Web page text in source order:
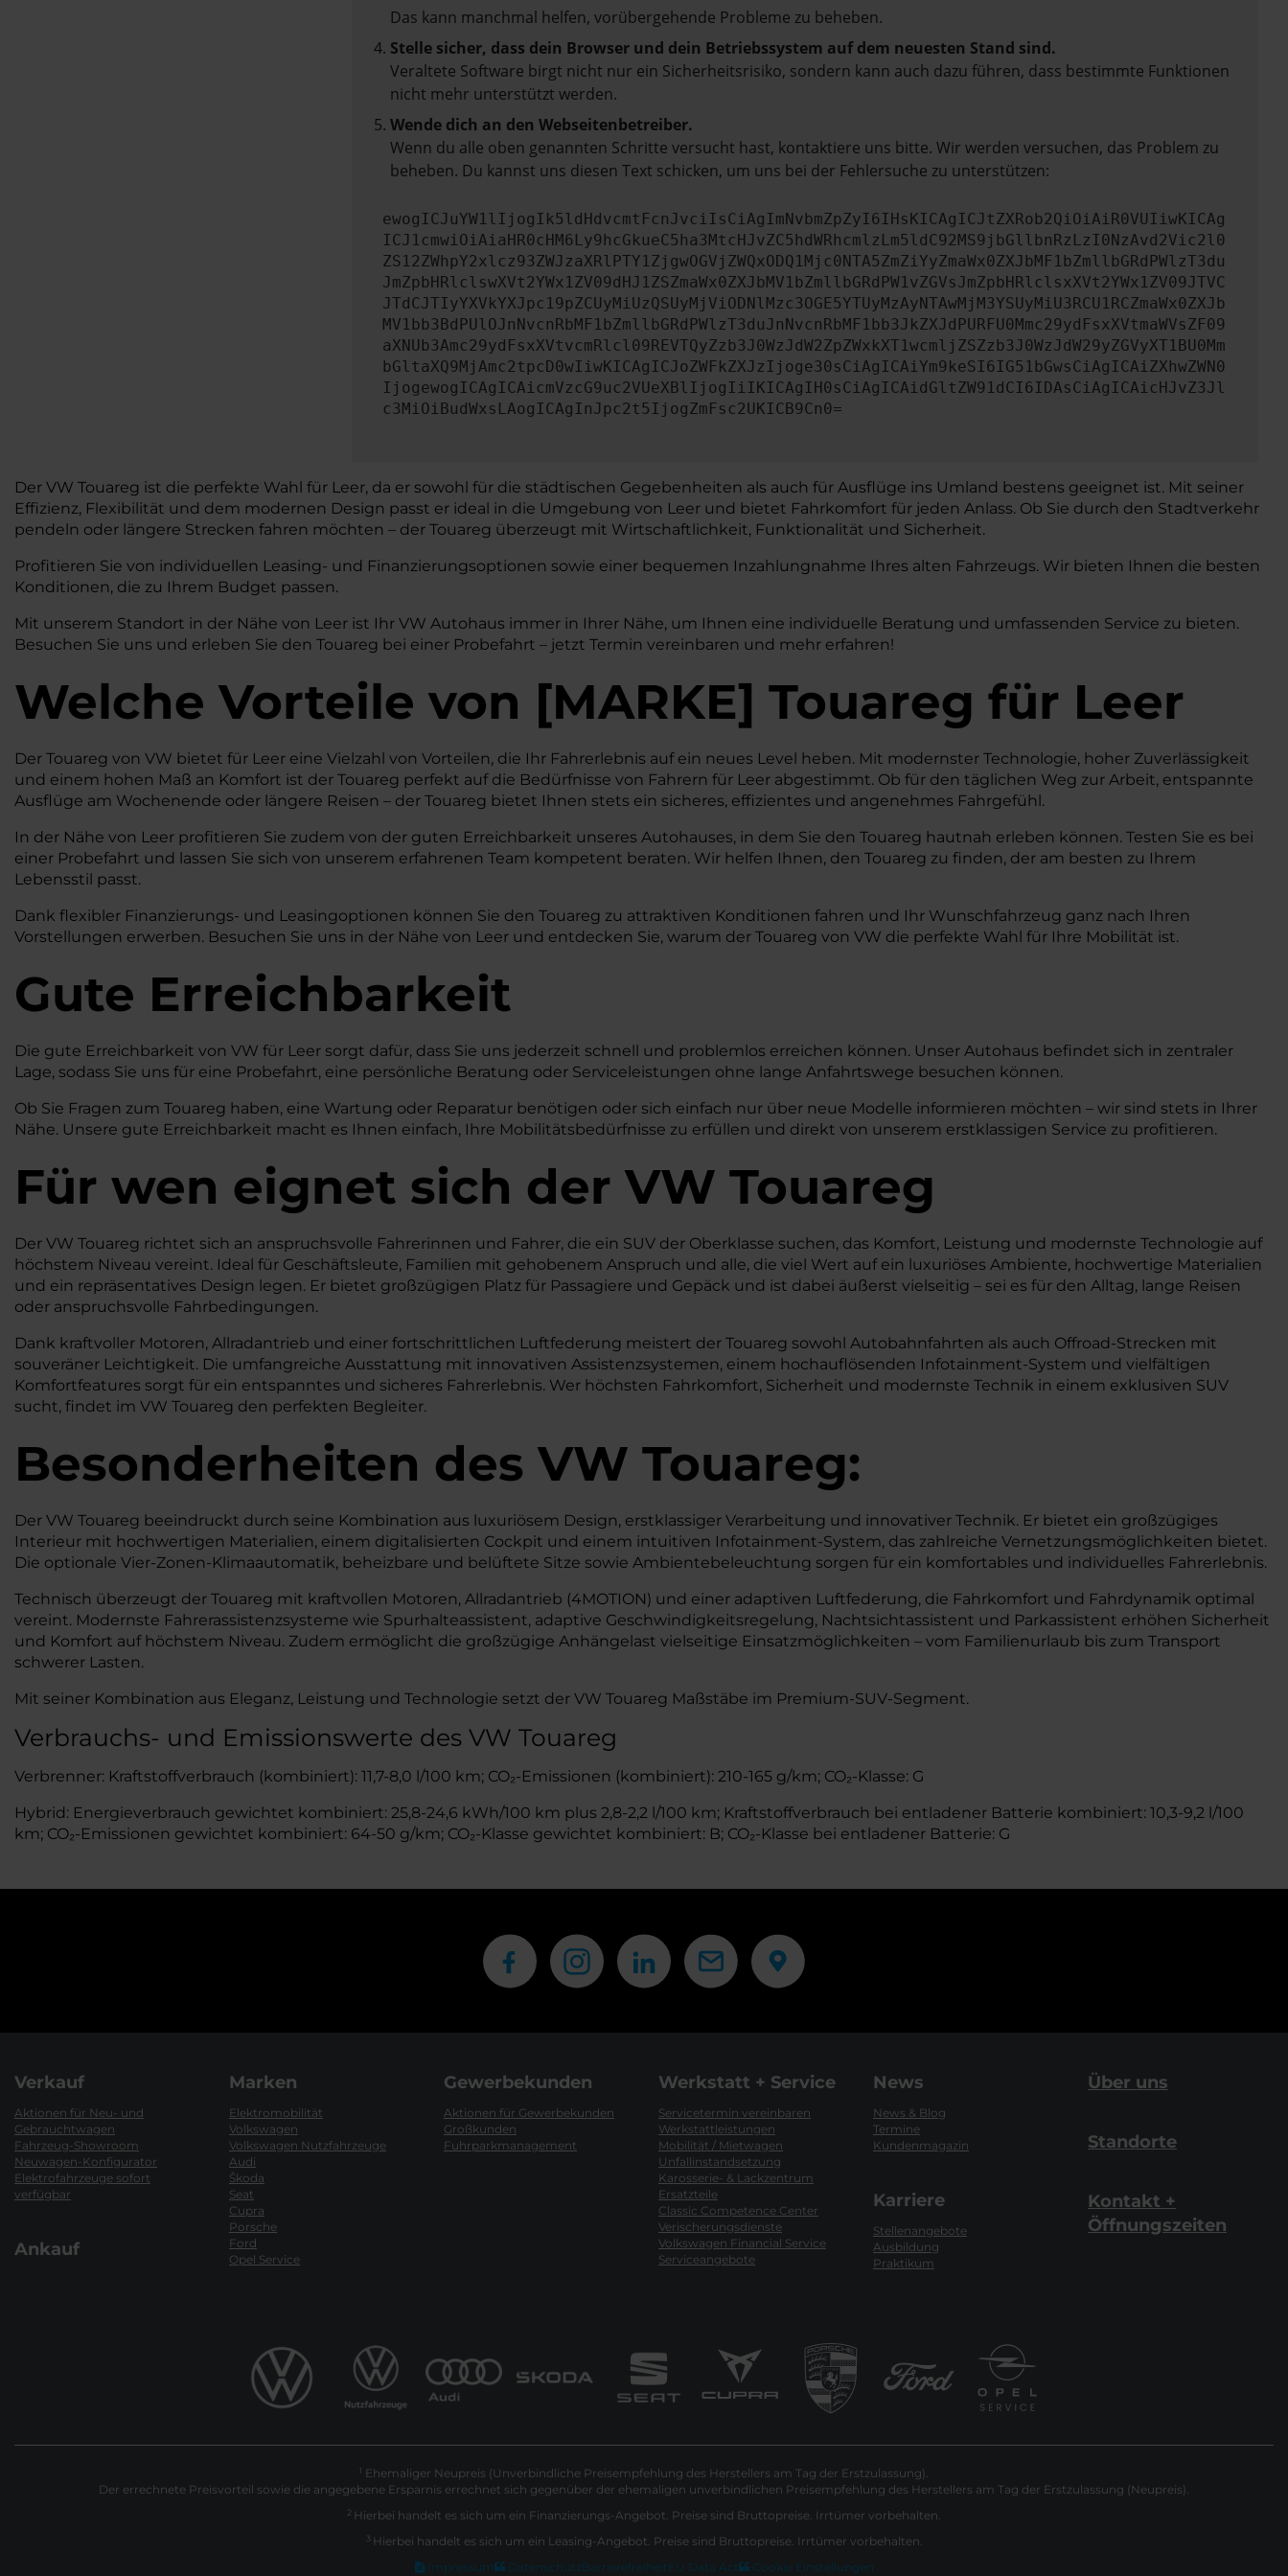
Das kann manchmal helfen, vorübergehende Probleme zu beheben.
Stelle sicher, dass dein Browser und dein Betriebssystem auf dem neuesten Stand sind.
Veraltete Software birgt nicht nur ein Sicherheitsrisiko, sondern kann auch dazu führen, dass bestimmte Funktionen
nicht mehr unterstützt werden.
Wende dich an den Webseitenbetreiber.
Wenn du alle oben genannten Schritte versucht hast, kontaktiere uns bitte. Wir werden versuchen, das Problem zu
beheben. Du kannst uns diesen Text schicken, um uns bei der Fehlersuche zu unterstützen:
ewogICJuYW1lIjogIk5ldHdvcmtFcnJvciIsCiAgImNvbmZpZyI6IHsKICAgICJtZXRob2QiOiAiR0VUIiwKICAg
ICJ1cmwiOiAiaHR0cHM6Ly9hcGkueC5ha3MtcHJvZC5hdWRhcmlzLm5ldC92MS9jbGllbnRzLzI0NzAvd2Vic2l0
ZS12ZWhpY2xlcz93ZWJzaXRlPTY1ZjgwOGVjZWQxODQ1Mjc0NTA5ZmZiYyZmaWx0ZXJbMF1bZmllbGRdPWlzT3du
JmZpbHRlclswXVt2YWx1ZV09dHJ1ZSZmaWx0ZXJbMV1bZmllbGRdPW1vZGVsJmZpbHRlclsxXVt2YWx1ZV09JTVC
JTdCJTIyYXVkYXJpc19pZCUyMiUzQSUyMjViODNlMzc3OGE5YTUyMzAyNTAwMjM3YSUyMiU3RCU1RCZmaWx0ZXJb
MV1bb3BdPUlOJnNvcnRbMF1bZmllbGRdPWlzT3duJnNvcnRbMF1bb3JkZXJdPURFU0Mmc29ydFsxXVtmaWVsZF09
aXNUb3Amc29ydFsxXVtvcmRlcl09REVTQyZzb3J0WzJdW2ZpZWxkXT1wcmljZSZzb3J0WzJdW29yZGVyXT1BU0Mm
bGltaXQ9MjAmc2tpcD0wIiwKICAgICJoZWFkZXJzIjoge30sCiAgICAiYm9keSI6IG51bGwsCiAgICAiZXhwZWN0
IjogewogICAgICAicmVzcG9uc2VUeXBlIjogIiIKICAgIH0sCiAgICAidGltZW91dCI6IDAsCiAgICAicHJvZ3Jl
c3MiOiBudWxsLAogICAgInJpc2t5IjogZmFsc2UKICB9Cn0=
Der VW Touareg ist die perfekte Wahl für Leer, da er sowohl für die städtischen Gegebenheiten als auch für Ausflüge ins Umland bestens geeignet ist. Mit seiner
Effizienz, Flexibilität und dem modernen Design passt er ideal in die Umgebung von Leer und bietet Fahrkomfort für jeden Anlass. Ob Sie durch den Stadtverkehr
pendeln oder längere Strecken fahren möchten – der Touareg überzeugt mit Wirtschaftlichkeit, Funktionalität und Sicherheit.
Profitieren Sie von individuellen Leasing- und Finanzierungsoptionen sowie einer bequemen Inzahlungnahme Ihres alten Fahrzeugs. Wir bieten Ihnen die besten
Konditionen, die zu Ihrem Budget passen.
Mit unserem Standort in der Nähe von Leer ist Ihr VW Autohaus immer in Ihrer Nähe, um Ihnen eine individuelle Beratung und umfassenden Service zu bieten.
Besuchen Sie uns und erleben Sie den Touareg bei einer Probefahrt – jetzt Termin vereinbaren und mehr erfahren!
Welche Vorteile von [MARKE] Touareg für Leer
Der Touareg von VW bietet für Leer eine Vielzahl von Vorteilen, die Ihr Fahrerlebnis auf ein neues Level heben. Mit modernster Technologie, hoher Zuverlässigkeit
und einem hohen Maß an Komfort ist der Touareg perfekt auf die Bedürfnisse von Fahrern für Leer abgestimmt. Ob für den täglichen Weg zur Arbeit, entspannte
Ausflüge am Wochenende oder längere Reisen – der Touareg bietet Ihnen stets ein sicheres, effizientes und angenehmes Fahrgefühl.
In der Nähe von Leer profitieren Sie zudem von der guten Erreichbarkeit unseres Autohauses, in dem Sie den Touareg hautnah erleben können. Testen Sie es bei
einer Probefahrt und lassen Sie sich von unserem erfahrenen Team kompetent beraten. Wir helfen Ihnen, den Touareg zu finden, der am besten zu Ihrem
Lebensstil passt.
Dank flexibler Finanzierungs- und Leasingoptionen können Sie den Touareg zu attraktiven Konditionen fahren und Ihr Wunschfahrzeug ganz nach Ihren
Vorstellungen erwerben. Besuchen Sie uns in der Nähe von Leer und entdecken Sie, warum der Touareg von VW die perfekte Wahl für Ihre Mobilität ist.
Gute Erreichbarkeit
Die gute Erreichbarkeit von VW für Leer sorgt dafür, dass Sie uns jederzeit schnell und problemlos erreichen können. Unser Autohaus befindet sich in zentraler
Lage, sodass Sie uns für eine Probefahrt, eine persönliche Beratung oder Serviceleistungen ohne lange Anfahrtswege besuchen können.
Ob Sie Fragen zum Touareg haben, eine Wartung oder Reparatur benötigen oder sich einfach nur über neue Modelle informieren möchten – wir sind stets in Ihrer
Nähe. Unsere gute Erreichbarkeit macht es Ihnen einfach, Ihre Mobilitätsbedürfnisse zu erfüllen und direkt von unserem erstklassigen Service zu profitieren.
Für wen eignet sich der VW Touareg
Der VW Touareg richtet sich an anspruchsvolle Fahrerinnen und Fahrer, die ein SUV der Oberklasse suchen, das Komfort, Leistung und modernste Technologie auf
höchstem Niveau vereint. Ideal für Geschäftsleute, Familien mit gehobenem Anspruch und alle, die viel Wert auf ein luxuriöses Ambiente, hochwertige Materialien
und ein repräsentatives Design legen. Er bietet großzügigen Platz für Passagiere und Gepäck und ist dabei äußerst vielseitig – sei es für den Alltag, lange Reisen
oder anspruchsvolle Fahrbedingungen.
Dank kraftvoller Motoren, Allradantrieb und einer fortschrittlichen Luftfederung meistert der Touareg sowohl Autobahnfahrten als auch Offroad-Strecken mit
souveräner Leichtigkeit. Die umfangreiche Ausstattung mit innovativen Assistenzsystemen, einem hochauflösenden Infotainment-System und vielfältigen
Komfortfeatures sorgt für ein entspanntes und sicheres Fahrerlebnis. Wer höchsten Fahrkomfort, Sicherheit und modernste Technik in einem exklusiven SUV
sucht, findet im VW Touareg den perfekten Begleiter.
Besonderheiten des VW Touareg:
Der VW Touareg beeindruckt durch seine Kombination aus luxuriösem Design, erstklassiger Verarbeitung und innovativer Technik. Er bietet ein großzügiges
Interieur mit hochwertigen Materialien, einem digitalisierten Cockpit und einem intuitiven Infotainment-System, das zahlreiche Vernetzungsmöglichkeiten bietet.
Die optionale Vier-Zonen-Klimaautomatik, beheizbare und belüftete Sitze sowie Ambientebeleuchtung sorgen für ein komfortables und individuelles Fahrerlebnis.
Technisch überzeugt der Touareg mit kraftvollen Motoren, Allradantrieb (4MOTION) und einer adaptiven Luftfederung, die Fahrkomfort und Fahrdynamik optimal
vereint. Modernste Fahrerassistenzsysteme wie Spurhalteassistent, adaptive Geschwindigkeitsregelung, Nachtsichtassistent und Parkassistent erhöhen Sicherheit
und Komfort auf höchstem Niveau. Zudem ermöglicht die großzügige Anhängelast vielseitige Einsatzmöglichkeiten – vom Familienurlaub bis zum Transport
schwerer Lasten.
Mit seiner Kombination aus Eleganz, Leistung und Technologie setzt der VW Touareg Maßstäbe im Premium-SUV-Segment.
Verbrauchs- und Emissionswerte des VW Touareg
Verbrenner: Kraftstoffverbrauch (kombiniert): 11,7-8,0 l/100 km; CO₂-Emissionen (kombiniert): 210-165 g/km; CO₂-Klasse: G
Hybrid: Energieverbrauch gewichtet kombiniert: 25,8-24,6 kWh/100 km plus 2,8-2,2 l/100 km; Kraftstoffverbrauch bei entladener Batterie kombiniert: 10,3-9,2 l/100
km; CO₂-Emissionen gewichtet kombiniert: 64-50 g/km; CO₂-Klasse gewichtet kombiniert: B; CO₂-Klasse bei entladener Batterie: G
Verkauf
Aktionen für Neu- und
Gebrauchtwagen
Fahrzeug-Showroom
Neuwagen-Konfigurator
Elektrofahrzeuge sofort
verfügbar
Ankauf
Marken
Elektromobilität
Volkswagen
Volkswagen Nutzfahrzeuge
Audi
Škoda
Seat
Cupra
Porsche
Ford
Opel Service
Gewerbekunden
Aktionen für Gewerbekunden
Großkunden
Fuhrparkmanagement
Werkstatt + Service
Servicetermin vereinbaren
Werkstattleistungen
Mobilität / Mietwagen
Unfallinstandsetzung
Karosserie- & Lackzentrum
Ersatzteile
Classic Competence Center
Verischerungsdienste
Volkswagen Financial Service
Serviceangebote
News
News & Blog
Termine
Kundenmagazin
Karriere
Stellenangebote
Ausbildung
Praktikum
Über uns
Standorte
Kontakt +
Öffnungszeiten
1 Ehemaliger Neupreis (Unverbindliche Preisempfehlung des Herstellers am Tag der Erstzulassung).
Der errechnete Preisvorteil sowie die angegebene Ersparnis errechnet sich gegenüber der ehemaligen unverbindlichen Preisempfehlung des Herstellers am Tag der Erstzulassung (Neupreis).
2 Hierbei handelt es sich um ein Finanzierungs-Angebot. Preise sind Bruttopreise. Irrtümer vorbehalten.
3 Hierbei handelt es sich um ein Leasing-Angebot. Preise sind Bruttopreise. Irrtümer vorbehalten.
Impressum
Datenschutz Barrierefreiheit EU Data Act Cookie Einstellungen